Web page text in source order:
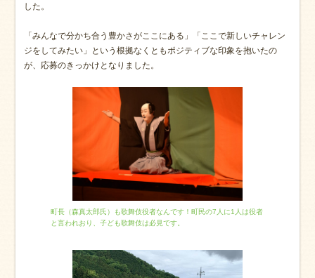
した。
「みんなで分かち合う豊かさがここにある」「ここで新しいチャレン
ジをしてみたい」という根拠なくともポジティブな印象を抱いたの
が、応募のきっかけとなりました。
町長（森真太郎氏）も歌舞伎役者なんです！町民の7人に1人は役者
と言われおり、子ども歌舞伎は必見です。